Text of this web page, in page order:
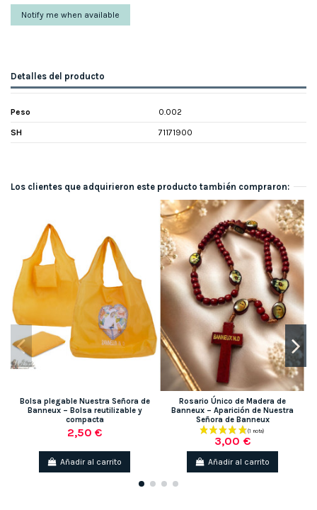
Detalles del producto
Peso 0.002
SH 71171900
Los clientes que adquirieron este producto también compraron:
Bolsa plegable Nuestra Señora de
Banneux – Bolsa reutilizable y
compacta
2,50 €
Añadir al carrito
Rosario Único de Madera de
Banneux – Aparición de Nuestra
Señora de Banneux
3,00 €
Añadir al carrito